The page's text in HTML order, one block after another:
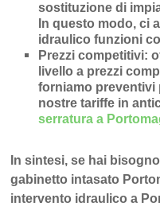
sostituzione di
In questo modo, ci
idraulico funzioni
Prezzi competitivi:
livello a prezzi
forniamo preventivi
nostre tariffe in
serratura a
In sintesi, se hai
gabinetto intasato
intervento idraulico a